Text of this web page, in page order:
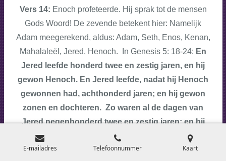
Vers 14: Enoch profeteerde. Hij sprak tot de mensen
Gods Woord! De zevende betekent hier: Namelijk
Adam meegerekend, aldus: Adam, Seth, Enos, Kenan,
Mahalaleël, Jered, Henoch. In Genesis 5: 18-24: En
Jered leefde honderd twee en zestig jaren, en hij
gewon Henoch. En Jered leefde, nadat hij Henoch
gewonnen had, achthonderd jaren; en hij gewon
zonen en dochteren. Zo waren al de dagen van
Jered negenhonderd twee en zestig jaren; en hij
stierf. En Henoch leefde vijf en zestig jaren, en hij
gewon Methusalach. En Henoch wandelde met
E-mailadres Telefoonnummer Kaart